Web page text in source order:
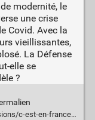
modernité, le
une crise
Covid. Avec la
vieillissantes,
La Défense
elle se
?
un-quartier-d-affaires-en-p%C3%A9ril